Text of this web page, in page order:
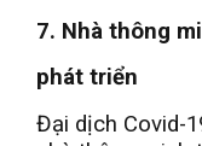
7. Nhà thông
phát triển
Đại dịch Covid-